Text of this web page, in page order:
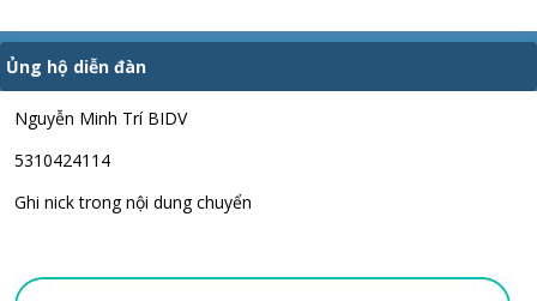
Ủng hộ diễn đàn
Nguyễn Minh Trí BIDV
5310424114
Ghi nick trong nội dung chuyển